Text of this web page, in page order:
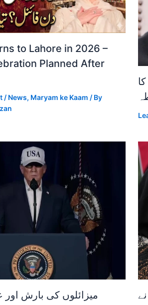
to Lahore in 2026 –
Planned After
/ News, Maryam ke Kaam / By
میزائلوں کی بارش